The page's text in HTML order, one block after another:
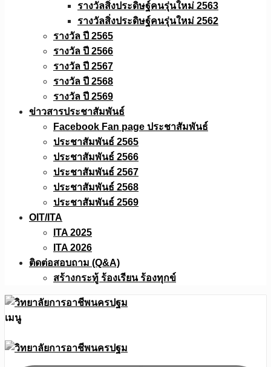
รางวัลสิ่งประดิษฐ์คนรุ่นใหม่ 2563
รางวัลสิ่งประดิษฐ์คนรุ่นใหม่ 2562
รางวัล ปี 2565
รางวัล ปี 2566
รางวัล ปี 2567
รางวัล ปี 2568
รางวัล ปี 2569
ข่าวสารประชาสัมพันธ์
Facebook Fan page ประชาสัมพันธ์
ประชาสัมพันธ์ 2565
ประชาสัมพันธ์ 2566
ประชาสัมพันธ์ 2567
ประชาสัมพันธ์ 2568
ประชาสัมพันธ์ 2569
OIT/ITA
ITA 2025
ITA 2026
ติดต่อสอบถาม (Q&A)
สร้างกระทู้ ร้องเรียน ร้องทุกข์
เมนู